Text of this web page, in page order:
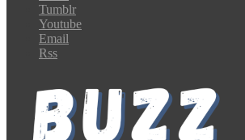
Tumblr
Youtube
Email
Rss